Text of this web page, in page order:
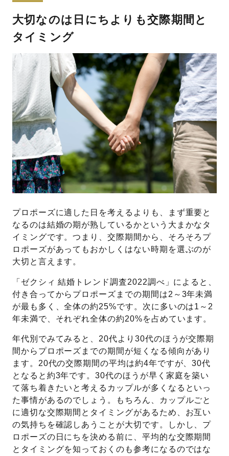
大切なのは日にちよりも交際期間と
タイミング
プロポーズに適した日を考えるよりも、まず重要と
なるのは結婚の期が熟しているかという大まかなタ
イミングです。つまり、交際期間から、そろそろプ
ロポーズがあってもおかしくはない時期を選ぶのが
大切と言えます。
「ゼクシィ 結婚トレンド調査2022調べ」によると、
付き合ってからプロポーズまでの期間は2～3年未満
が最も多く、全体の約25%です。次に多いのは1～2
年未満で、それぞれ全体の約20%を占めています。
年代別でみてみると、20代より30代のほうが交際期
間からプロポーズまでの期間が短くなる傾向があり
ます。20代の交際期間の平均は約4年ですが、30代
となると約3年です。30代のほうが早く家庭を築い
て落ち着きたいと考えるカップルが多くなるといっ
た事情があるのでしょう。もちろん、カップルごと
に適切な交際期間とタイミングがあるため、お互い
の気持ちを確認しあうことが大切です。しかし、プ
ロポーズの日にちを決める前に、平均的な交際期間
とタイミングを知っておくのも参考になるのではな